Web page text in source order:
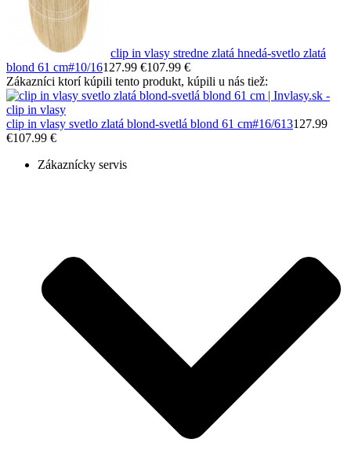
clip in vlasy stredne zlatá hnedá-svetlo zlatá
blond 61 cm#10/16127.99 €107.99 €
Zákazníci ktorí kúpili tento produkt, kúpili u nás tiež:
clip in vlasy svetlo zlatá blond-svetlá blond 61 cm#16/613127.99
€107.99 €
Zákaznícky servis